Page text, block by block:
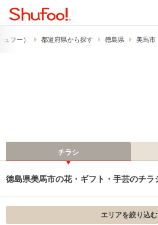
フー） 都道府県から探す 徳島県 美馬市
チラシ
徳島県美馬市の花・ギフト・手芸のチラ
エリアを絞り込む